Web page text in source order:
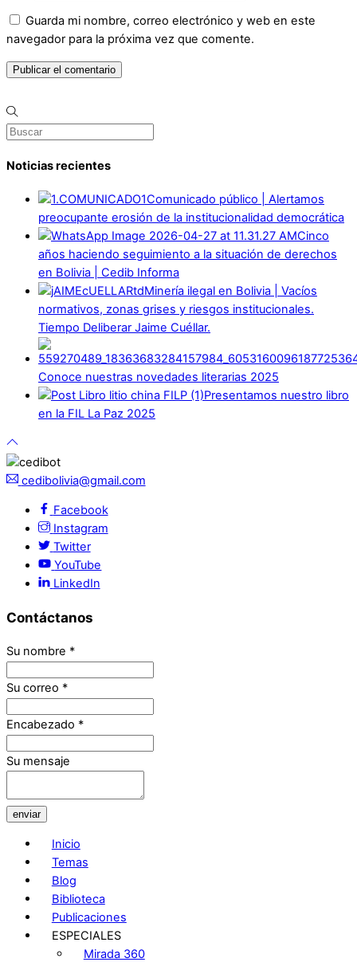
Guarda mi nombre, correo electrónico y web en este
navegador para la próxima vez que comente.
Noticias recientes
Comunicado público | Alertamos
preocupante erosión de la institucionalidad democrática
Cinco
años haciendo seguimiento a la situación de derechos
en Bolivia | Cedib Informa
Minería ilegal en Bolivia | Vacíos
normativos, zonas grises y riesgos institucionales.
Tiempo Deliberar Jaime Cuéllar.
Conoce nuestras novedades literarias 2025
Presentamos nuestro libro
en la FIL La Paz 2025
cedibolivia@gmail.com
Facebook
Instagram
Twitter
YouTube
LinkedIn
Contáctanos
Su nombre *
Su correo *
Encabezado *
Su mensaje
enviar
Inicio
Temas
Blog
Biblioteca
Publicaciones
ESPECIALES
Mirada 360